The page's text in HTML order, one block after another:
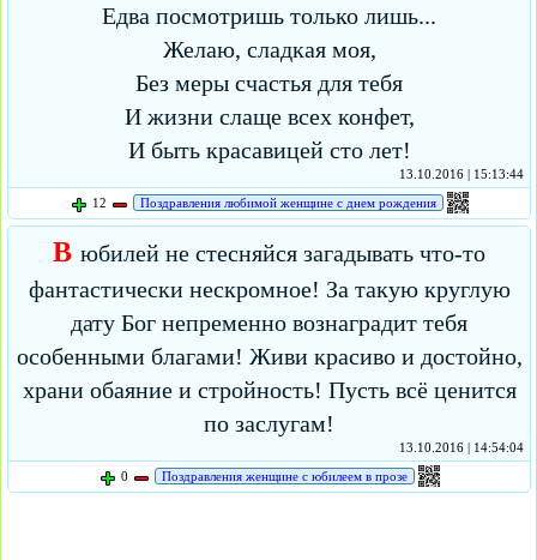
Едва посмотришь только лишь...
Желаю, сладкая моя,
Без меры счастья для тебя
И жизни слаще всех конфет,
И быть красавицей сто лет!
13.10.2016 | 15:13:44
12
Поздравления любимой женщине с днем рождения
В юбилей не стесняйся загадывать что-то
фантастически нескромное! За такую круглую
дату Бог непременно вознаградит тебя
особенными благами! Живи красиво и достойно,
храни обаяние и стройность! Пусть всё ценится
по заслугам!
13.10.2016 | 14:54:04
0
Поздравления женщине с юбилеем в прозе